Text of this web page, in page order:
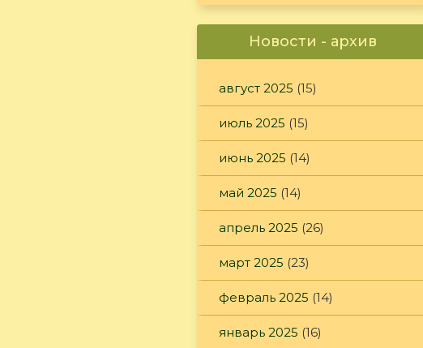
Новости - архив
август 2025 (15)
июль 2025 (15)
июнь 2025 (14)
май 2025 (14)
апрель 2025 (26)
март 2025 (23)
февраль 2025 (14)
январь 2025 (16)